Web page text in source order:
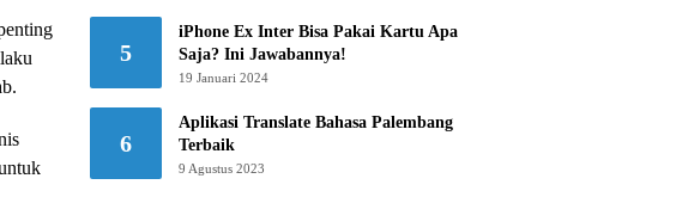
5
iPhone Ex Inter Bisa Pakai Kartu Apa
Saja? Ini Jawabannya!
19 Januari 2024
6
Aplikasi Translate Bahasa Palembang
Terbaik
9 Agustus 2023